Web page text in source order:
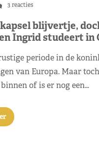
3 reacties
blijvertje,
Ingrid studeert in
periode in de
van Europa. Maar
of is er nog een…